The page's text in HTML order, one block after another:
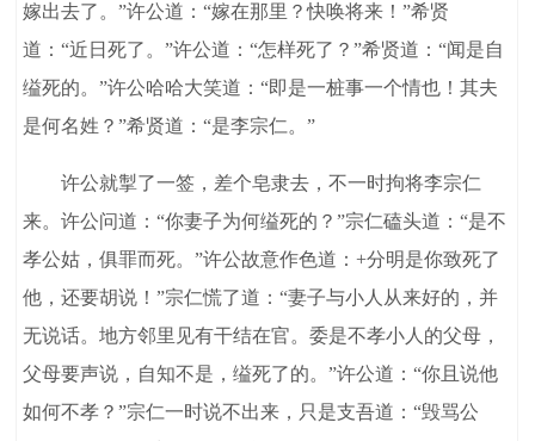
嫁出去了。”许公道：“嫁在那里？快唤将来！”希贤
道：“近日死了。”许公道：“怎样死了？”希贤道：“闻是自
缢死的。”许公哈哈大笑道：“即是一桩事一个情也！其夫
是何名姓？”希贤道：“是李宗仁。”
许公就掣了一签，差个皂隶去，不一时拘将李宗仁
来。许公问道：“你妻子为何缢死的？”宗仁磕头道：“是不
孝公姑，俱罪而死。”许公故意作色道：+分明是你致死了
他，还要胡说！”宗仁慌了道：“妻子与小人从来好的，并
无说话。地方邻里见有干结在官。委是不孝小人的父母，
父母要声说，自知不是，缢死了的。”许公道：“你且说他
如何不孝？”宗仁一时说不出来，只是支吾道：“毁骂公